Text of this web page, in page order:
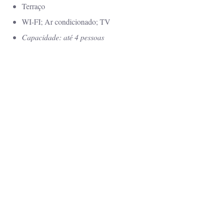
Terraço
WI-FI; Ar condicionado; TV
Capacidade: até 4 pessoas